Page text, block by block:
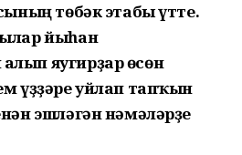
төбәк этабы үтте.
йыһан
яугирҙар өсөн
үҙҙәре уйлап тапҡын
эшләгән нәмәләрҙе